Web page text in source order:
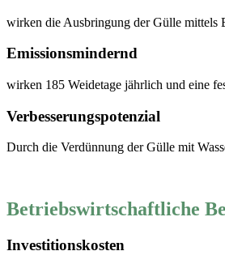
wirken die Ausbringung der Gülle mittels
Emissionsmindernd
wirken 185 Weidetage jährlich und eine
Verbesserungspotenzial
Durch die Verdünnung der Gülle mit
Betriebswirtschaftliche
Investitionskosten